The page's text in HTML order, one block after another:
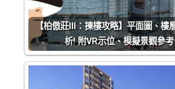
【柏傲莊III：揀樓攻略】平面圖、樓
析! 附VR示位、模擬景觀參考